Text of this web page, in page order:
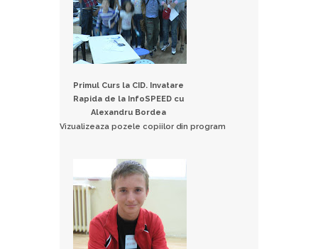
Primul Curs la CID. Invatare
Rapida de la InfoSPEED cu
Alexandru Bordea
Vizualizeaza pozele copiilor din program